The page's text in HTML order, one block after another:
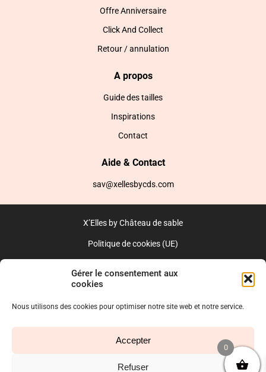
Gérer le consentement aux
cookies
Nous utilisons des cookies pour optimiser notre site web et notre service.
Accepter
Refuser
Offre Anniversaire
Click And Collect
Retour / annulation
A propos
Guide des tailles
Inspirations
Contact
Aide & Contact
sav@xellesbycds.com
X’Elles by Château de sable
Politique de cookies (UE)
Réalisé par l’agence web :
0